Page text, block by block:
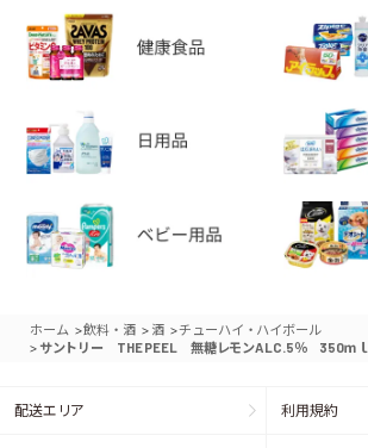
ホーム >飲料・酒 > 酒 >チューハイ・ハイボール
> サントリー THE PEEL 無糖レモンALC.5％ 350ｍｌ
配送エリア 利用規約